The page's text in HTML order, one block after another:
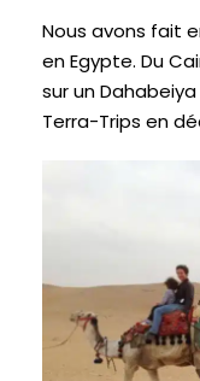
Nous avons fait
enEgypte. Du
sur un
Terra-Trips en